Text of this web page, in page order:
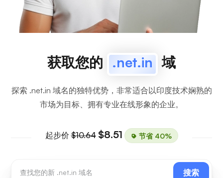
获取您的 .net.in 域
探索 .net.in 域名的独特优势，非常适合以印度技术娴熟的
市场为目标、拥有专业在线形象的企业。
起步价$10.64 $8.51 节省 40%
搜索